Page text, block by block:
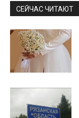
СЕЙЧАС ЧИТАЮТ